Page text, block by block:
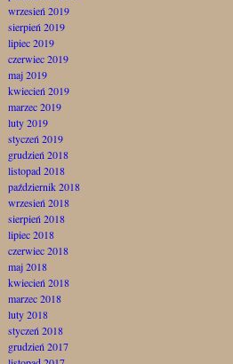
wrzesień 2019
sierpień 2019
lipiec 2019
czerwiec 2019
maj 2019
kwiecień 2019
marzec 2019
luty 2019
styczeń 2019
grudzień 2018
listopad 2018
październik 2018
wrzesień 2018
sierpień 2018
lipiec 2018
czerwiec 2018
maj 2018
kwiecień 2018
marzec 2018
luty 2018
styczeń 2018
grudzień 2017